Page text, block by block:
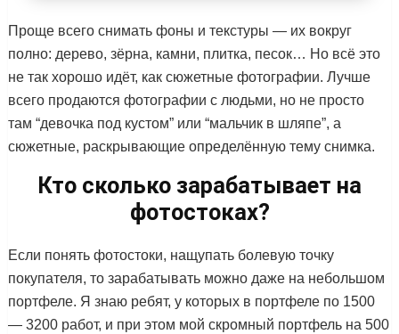
Проще всего снимать фоны и текстуры — их вокруг
полно: дерево, зёрна, камни, плитка, песок… Но всё это
не так хорошо идёт, как сюжетные фотографии. Лучше
всего продаются фотографии с людьми, но не просто
там “девочка под кустом” или “мальчик в шляпе”, а
сюжетные, раскрывающие определённую тему снимка.
Кто сколько зарабатывает на
фотостоках?
Если понять фотостоки, нащупать болевую точку
покупателя, то зарабатывать можно даже на небольшом
портфеле. Я знаю ребят, у которых в портфеле по 1500
— 3200 работ, и при этом мой скромный портфель на 500